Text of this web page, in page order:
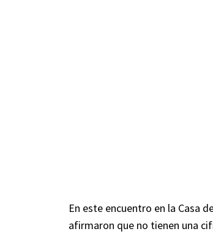
En este encuentro en la Casa
afirmaron que no tienen una